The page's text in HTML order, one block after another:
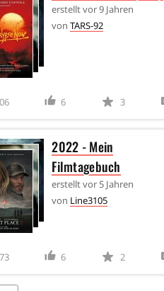
erstelltvor 9 Jahren
von TARS-92
6 3
2022 - Mein
Filmtagebuch
erstelltvor 5 Jahren
von Line3105
6 2